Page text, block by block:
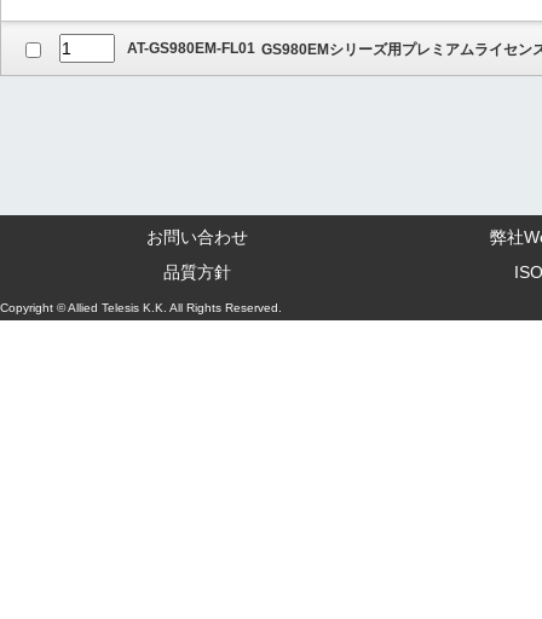
AT-GS980EM-FL01 GS980EMシリーズ用プレミアムライセン
お問い合わせ
弊社
品質方針
Copyright © Allied Telesis K.K. All Rights Reserved.